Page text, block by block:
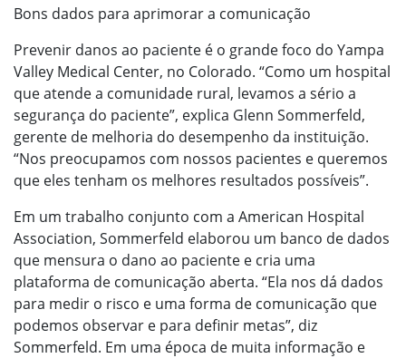
Bons dados para aprimorar a comunicação
Prevenir danos ao paciente é o grande foco do Yampa
Valley Medical Center, no Colorado. “Como um hospital
que atende a comunidade rural, levamos a sério a
segurança do paciente”, explica Glenn Sommerfeld,
gerente de melhoria do desempenho da instituição.
“Nos preocupamos com nossos pacientes e queremos
que eles tenham os melhores resultados possíveis”.
Em um trabalho conjunto com a American Hospital
Association, Sommerfeld elaborou um banco de dados
que mensura o dano ao paciente e cria uma
plataforma de comunicação aberta. “Ela nos dá dados
para medir o risco e uma forma de comunicação que
podemos observar e para definir metas”, diz
Sommerfeld. Em uma época de muita informação e